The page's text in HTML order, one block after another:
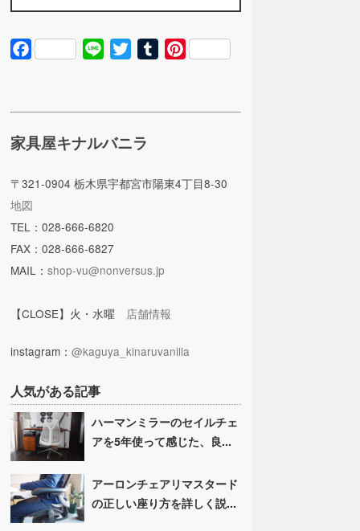
Facebook Line TwitterTumblrPinterest
家具屋キナルバニラ
〒321-0904 栃木県宇都宮市陽東4丁目8-30
地図
TEL：028-666-6820
FAX：028-666-6827
MAIL：shop-vu@nonversus.jp
【CLOSE】火・水曜 店舗情報
instagram：@kaguya_kinaruvanilla
人気がある記事
ハーマンミラーのセイルチェ
アを5年使って感じた、良...
アーロンチェアリマスタード
の正しい座り方を詳しく説...